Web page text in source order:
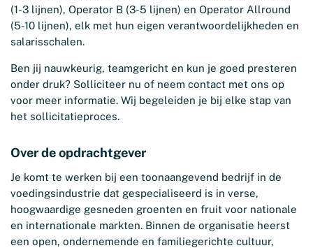
(1-3 lijnen), Operator B (3-5 lijnen) en Operator Allround
(5-10 lijnen), elk met hun eigen verantwoordelijkheden en
salarisschalen.
Ben jij nauwkeurig, teamgericht en kun je goed presteren
onder druk? Solliciteer nu of neem contact met ons op
voor meer informatie. Wij begeleiden je bij elke stap van
het sollicitatieproces.
Over de opdrachtgever
Je komt te werken bij een toonaangevend bedrijf in de
voedingsindustrie dat gespecialiseerd is in verse,
hoogwaardige gesneden groenten en fruit voor nationale
en internationale markten. Binnen de organisatie heerst
een open, ondernemende en familiegerichte cultuur,